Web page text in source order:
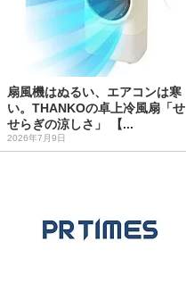
扇風機はぬるい、エアコンは寒
い。THANKOの卓上冷風扇「せ
せらぎの涼しさ」 【...
2026年7月9日